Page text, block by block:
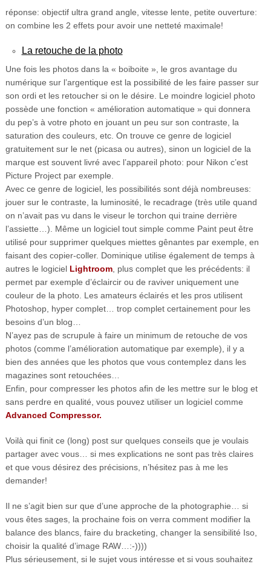
réponse: objectif ultra grand angle, vitesse lente, petite ouverture:
on combine les 2 effets pour avoir une netteté maximale!
La retouche de la photo
Une fois les photos dans la « boiboite », le gros avantage du
numérique sur l’argentique est la possibilité de les faire passer sur
son ordi et les retoucher si on le désire. Le moindre logiciel photo
possède une fonction « amélioration automatique » qui donnera
du pep’s à votre photo en jouant un peu sur son contraste, la
saturation des couleurs, etc. On trouve ce genre de logiciel
gratuitement sur le net (picasa ou autres), sinon un logiciel de la
marque est souvent livré avec l’appareil photo: pour Nikon c’est
Picture Project par exemple.
Avec ce genre de logiciel, les possibilités sont déjà nombreuses:
jouer sur le contraste, la luminosité, le recadrage (très utile quand
on n’avait pas vu dans le viseur le torchon qui traine derrière
l’assiette…). Même un logiciel tout simple comme Paint peut être
utilisé pour supprimer quelques miettes gênantes par exemple, en
faisant des copier-coller. Dominique utilise également de temps à
autres le logiciel Lightroom, plus complet que les précédents: il
permet par exemple d’éclaircir ou de raviver uniquement une
couleur de la photo. Les amateurs éclairés et les pros utilisent
Photoshop, hyper complet… trop complet certainement pour les
besoins d’un blog…
N’ayez pas de scrupule à faire un minimum de retouche de vos
photos (comme l’amélioration automatique par exemple), il y a
bien des années que les photos que vous contemplez dans les
magazines sont retouchées…
Enfin, pour compresser les photos afin de les mettre sur le blog et
sans perdre en qualité, vous pouvez utiliser un logiciel comme
Advanced Compressor.
Voilà qui finit ce (long) post sur quelques conseils que je voulais
partager avec vous… si mes explications ne sont pas très claires
et que vous désirez des précisions, n’hésitez pas à me les
demander!
Il ne s’agit bien sur que d’une approche de la photographie… si
vous êtes sages, la prochaine fois on verra comment modifier la
balance des blancs, faire du bracketing, changer la sensibilité Iso,
choisir la qualité d’image RAW…:-))))
Plus sérieusement, si le sujet vous intéresse et si vous souhaitez